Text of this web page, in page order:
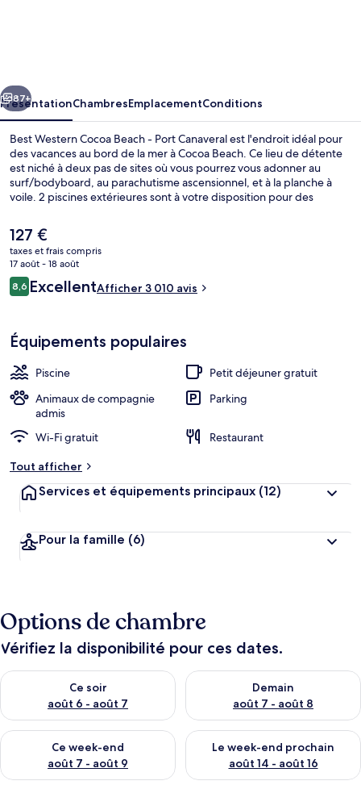
-
Port
Canaveral
Suivant
87+
PrésentationChambresEmplacementConditions
Best Western Cocoa Beach - Port Canaveral est l'endroit idéal pour
des vacances au bord de la mer à Cocoa Beach. Ce lieu de détente
est niché à deux pas de sites où vous pourrez vous adonner au
surf/bodyboard, au parachutisme ascensionnel, et à la planche à
voile. 2 piscines extérieures sont à votre disposition pour des
compter sur un centre de fitness. L'établissement Ale House sert le
déjeuner et le dîner. Cet hébergement abrite un bar en bord de
piscine et un snack-bar/une épicerie fine, tandis que, petit plus
pratique, les chambres bénéficient d'un réfrigérateur et d'un micro-
ondes. Les autres voyageurs adorent la piscine rafraîchissante et la
literie de qualité.
Le
prix
actuel
est
de
127 €
taxes et frais compris
17 août - 18 août
Avis
voyageurs
8,68,6 sur 10
ExcellentAfficher 3 010 avis
Équipements populaires
Piscine
Petit déjeuner gratuit
Animaux de compagnie
admis
Parking
Wi-Fi gratuit
Restaurant
Tout afficher
Services et équipements principaux (12)
Pour la famille (6)
Options de chambre
Vérifiez la disponibilité pour ces dates.
Ce soir
août 6 - août 7
Vérifier la disponibilité pour ce soir août 6 - août 7
Demain
août 7 - août 8
Vérifier la disponibilité pour
Ce week-end
août 7 - août 9
Vérifier la disponibilité pour ce week-end août 7 - août 9
Le week-end prochain
août 14 - août 16
Vérifier la disponibilité pour